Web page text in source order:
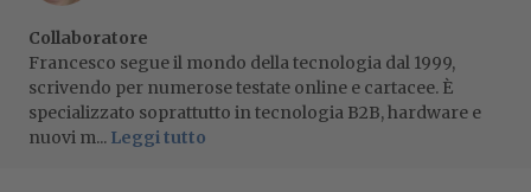
Collaboratore
Francesco segue il mondo della tecnologia dal 1999,
scrivendo per numerose testate online e cartacee. È
specializzato soprattutto in tecnologia B2B, hardware e
nuovi m... Leggi tutto